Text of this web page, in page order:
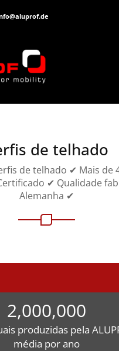
de telhado
de telhado ✔ Mais de
✔ Qualidade
Alemanha ✔
2,000,000
produzidas pela
média por ano